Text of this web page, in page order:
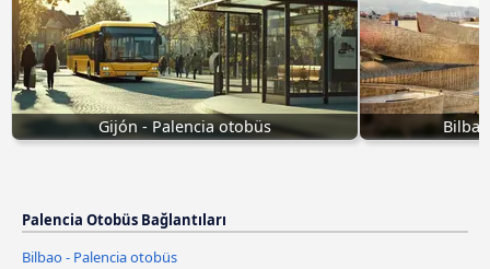
Gijón - Palencia otobüs
Palencia Otobüs Bağlantıları
Bilbao - Palencia otobüs